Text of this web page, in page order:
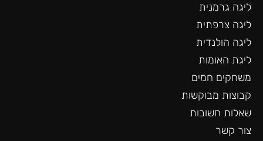
ליגה גרמנית
ליגה צרפתית
ליגה הולנדית
ליגת האומות
משחקים חמים
קבוצות מבוקשות
שאלות חשובות
צור קשר